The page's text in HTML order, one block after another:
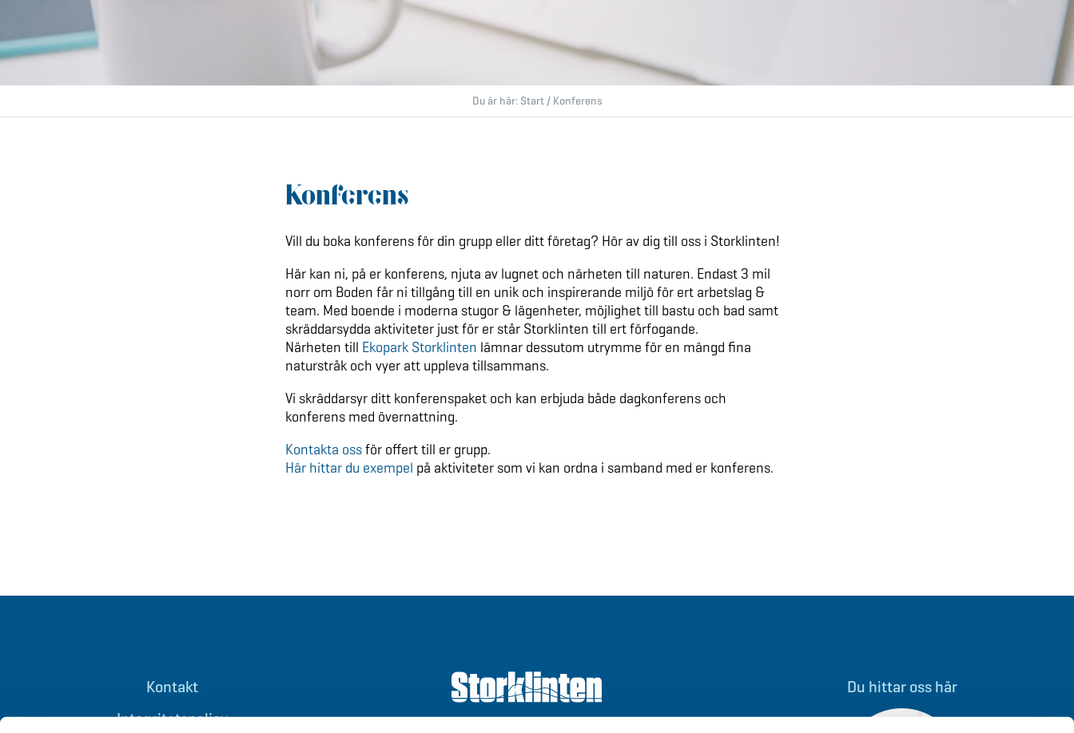
Du är här: Start/ Konferens
Konferens
Vill du boka konferens för din grupp eller ditt företag? Hör av dig till oss i Storklinten!
Här kan ni, på er konferens, njuta av lugnet och närheten till naturen. Endast 3 mil
norr om Boden får ni tillgång till en unik och inspirerande miljö för ert arbetslag &
team. Med boende i moderna stugor & lägenheter, möjlighet till bastu och bad samt
skräddarsydda aktiviteter just för er står Storklinten till ert förfogande.
Närheten till Ekopark Storklinten lämnar dessutom utrymme för en mängd fina
naturstråk och vyer att uppleva tillsammans.
Vi skräddarsyr ditt konferenspaket och kan erbjuda både dagkonferens och
konferens med övernattning.
Kontakta ossför offert till er grupp.
Här hittar du exempel på aktiviteter som vi kan ordna i samband med er konferens.
Kontakt
Integritetspolicy
Du hittar oss här